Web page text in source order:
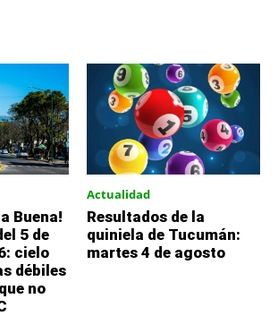
Buena!
5 de
cielo
débiles
no
Actualidad
Resultados de la
quiniela de Tucumán:
martes 4 de agosto